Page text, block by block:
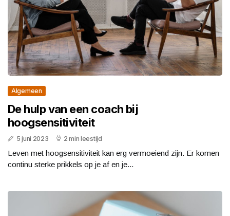
Algemeen
De hulp van een coach bij
hoogsensitiviteit
5 juni 2023 2 min leestijd
Leven met hoogsensitiviteit kan erg vermoeiend zijn. Er komen
continu sterke prikkels op je af en je...